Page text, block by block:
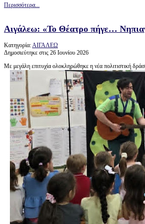
Περισσότερα...
Αιγάλεω: «Το Θέατρο πήγε…
Κατηγορία:ΑΙΓΑΛΕΩ
Δημοσιεύτηκε στις 26 Ιουνίου 2026
Με μεγάλη επιτυχία ολοκληρώθηκε η νέα πολιτιστική